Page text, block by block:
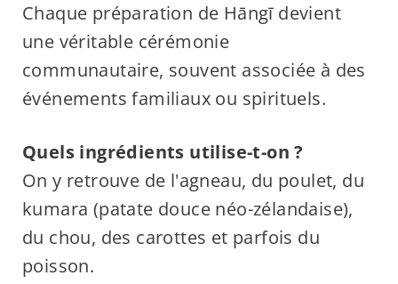
Chaque préparation de Hāngī devient
une véritable cérémonie
communautaire, souvent associée à des
événements familiaux ou spirituels.
Quels ingrédients utilise-t-on ?
On y retrouve de l'agneau, du poulet, du
kumara (patate douce néo-zélandaise),
du chou, des carottes et parfois du
poisson.